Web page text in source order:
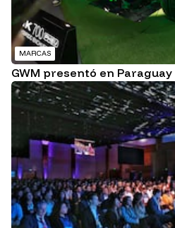
MARCAS
GWM presentó en Paraguay